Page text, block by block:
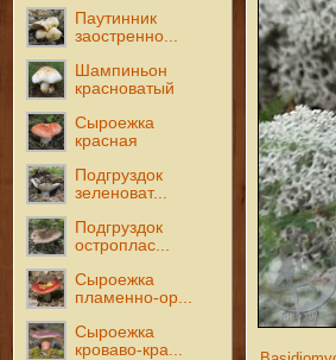
Паутинник
заостренно...
Шампиньон
красноватый
Сыроежка
красная
Подгруздок
зеленоват...
Подгруздок
остроплас...
Сыроежка
пламенно-ор...
Сыроежка
кроваво-кра...